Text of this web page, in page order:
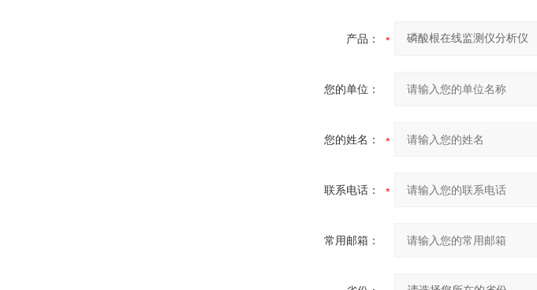
产品：
您的单位：
您的姓名：
联系电话：
常用邮箱：